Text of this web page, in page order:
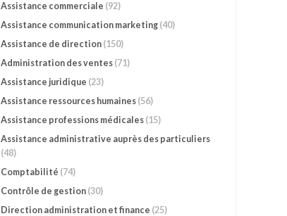
Assistance commerciale (92)
Assistance communication marketing (40)
Assistance de direction (150)
Administration des ventes (71)
Assistance juridique (23)
Assistance ressources humaines (56)
Assistance professions médicales (15)
Assistance administrative auprès des particuliers
(48)
Comptabilité (74)
Contrôle de gestion (30)
Direction administration et finance (25)